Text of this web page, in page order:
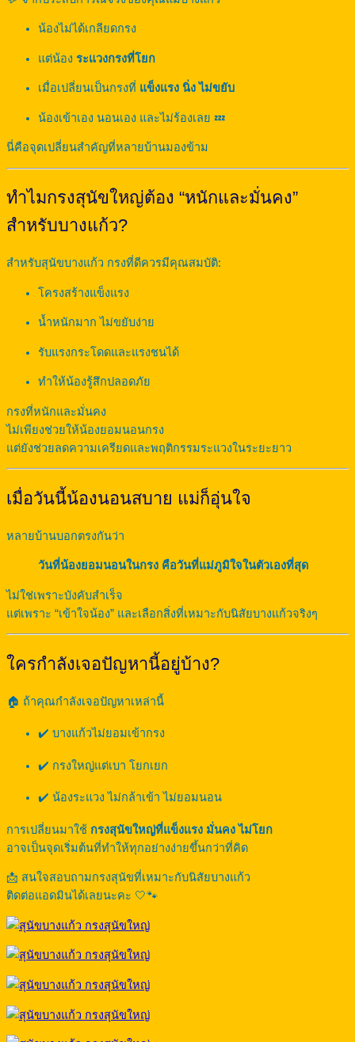
น้องไม่ได้เกลียดกรง
แต่น้อง ระแวงกรงที่โยก
เมื่อเปลี่ยนเป็นกรงที่ แข็งแรง นิ่ง ไม่ขยับ
น้องเข้าเอง นอนเอง และไม่ร้องเลย 💤
นี่คือจุดเปลี่ยนสำคัญที่หลายบ้านมองข้าม
ทำไมกรงสุนัขใหญ่ต้อง “หนักและมั่นคง”
สำหรับบางแก้ว?
สำหรับสุนัขบางแก้ว กรงที่ดีควรมีคุณสมบัติ:
โครงสร้างแข็งแรง
น้ำหนักมาก ไม่ขยับง่าย
รับแรงกระโดดและแรงชนได้
ทำให้น้องรู้สึกปลอดภัย
กรงที่หนักและมั่นคง
ไม่เพียงช่วยให้น้องยอมนอนกรง
แต่ยังช่วยลดความเครียดและพฤติกรรมระแวงในระยะยาว
เมื่อวันนี้น้องนอนสบาย แม่ก็อุ่นใจ
หลายบ้านบอกตรงกันว่า
วันที่น้องยอมนอนในกรง คือวันที่แม่ภูมิใจในตัวเองที่สุด
ไม่ใช่เพราะบังคับสำเร็จ
แต่เพราะ “เข้าใจน้อง” และเลือกสิ่งที่เหมาะกับนิสัยบางแก้วจริงๆ
ใครกำลังเจอปัญหานี้อยู่บ้าง?
🏠 ถ้าคุณกำลังเจอปัญหาเหล่านี้
✔️ บางแก้วไม่ยอมเข้ากรง
✔️ กรงใหญ่แต่เบา โยกเยก
✔️ น้องระแวง ไม่กล้าเข้า ไม่ยอมนอน
การเปลี่ยนมาใช้ กรงสุนัขใหญ่ที่แข็งแรง มั่นคง ไม่โยก
อาจเป็นจุดเริ่มต้นที่ทำให้ทุกอย่างง่ายขึ้นกว่าที่คิด
📩 สนใจสอบถามกรงสุนัขที่เหมาะกับนิสัยบางแก้ว
ติดต่อแอดมินได้เลยนะคะ 🤍🐾